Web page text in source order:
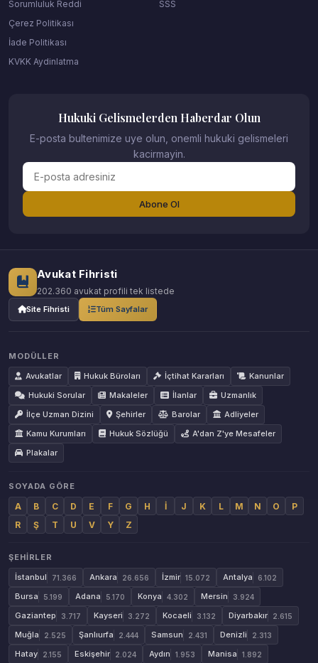
Sorumluluk Reddi
Çerez Politikası
İade Politikası
KVKK Aydinlatma
SSS
Hukuki Gelismelerden Haberdar Olun
E-posta bultenimize uye olun, onemli hukuki gelismeleri
kacirmayin.
Abone Ol
Avukat Fihristi
202.360 avukat profili tek listede
Site Fihristi Tüm Sayfalar
MODÜLLER
Avukatlar
Hukuk Büroları İçtihat Kararları
Kanunlar
Hukuki Sorular
Makaleler İlanlar
Uzmanlık
İlçe Uzman Dizini
Şehirler Barolar
Adliyeler
Kamu Kurumları
Hukuk Sözlüğü
A'dan Z'ye Mesafeler
Plakalar
SOYADA GÖRE
A B C D E F G H İ J K L M N O
P
R
Ş T U V Y Z
ŞEHIRLER
İstanbul
71.366 Ankara 26.656 İzmir 15.072 Antalya 6.102
Bursa 5.199 Adana 5.170 Konya 4.302 Mersin 3.924
Gaziantep 3.717 Kayseri 3.272 Kocaeli 3.132 Diyarbakır 2.615
Muğla 2.525 Şanlıurfa 2.444 Samsun 2.431 Denizli 2.313
Hatay 2.155 Eskişehir 2.024 Aydın 1.953 Manisa 1.892